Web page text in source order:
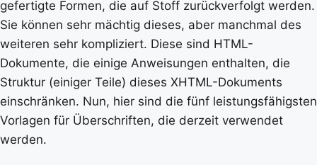
gefertigte Formen, die auf Stoff zurückverfolgt werden.
Sie können sehr mächtig dieses, aber manchmal des
weiteren sehr kompliziert. Diese sind HTML-
Dokumente, die einige Anweisungen enthalten, die
Struktur (einiger Teile) dieses XHTML-Dokuments
einschränken. Nun, hier sind die fünf leistungsfähigsten
Vorlagen für Überschriften, die derzeit verwendet
werden.